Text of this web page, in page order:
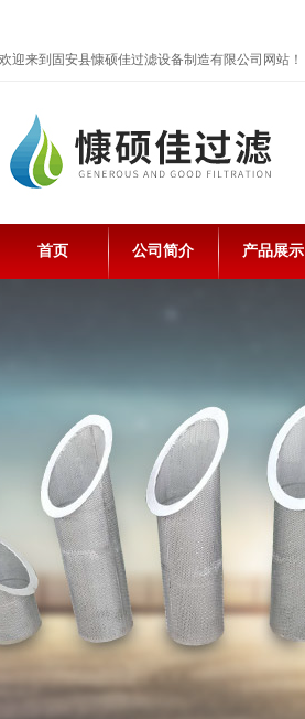
欢迎来到固安县慷硕佳过滤设备制造有限公司网站！
首页 公司简介 产品展示